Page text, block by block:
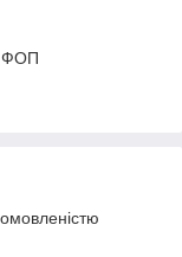
ФОП